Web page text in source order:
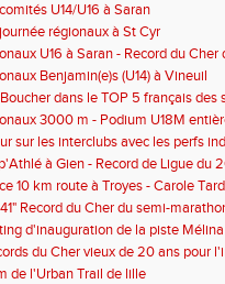
U14/U16 à Saran
régionaux à St Cyr
U16 à Saran - Record du
- 2'38"80
Benjamin(e)s (U14) à Vineuil
dans le TOP 5 français des
3000 m - Podium U18M
sur les interclubs avec les perfs
à Gien - Record de Ligue du
6'33"53
10 km route à Troyes - Carole
Record du Cher du semi-
d'inauguration de la piste
du Cher vieux de 20 ans pour
Robert-Michon
de l'Urban Trail de lille